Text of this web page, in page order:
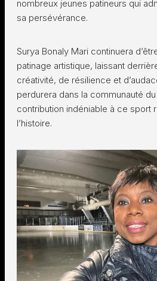
nombreux jeunes patineurs qui
sa persévérance.
Surya Bonaly Mari continuera
patinage artistique, laissant
créativité, de résilience et
perdurera dans la communauté
contribution indéniable à ce sport
l’histoire.